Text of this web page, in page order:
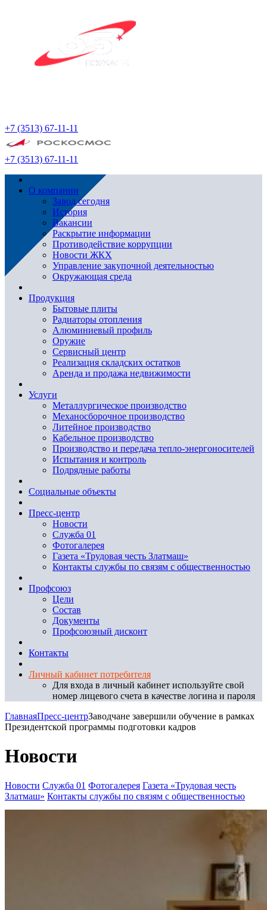
+7 (3513) 67-11-11
+7 (3513) 67-11-11
О компании
Завод сегодня
История
Вакансии
Раскрытие информации
Противодействие коррупции
Новости ЖКХ
Управление закупочной деятельностью
Окружающая среда
Продукция
Бытовые плиты
Радиаторы отопления
Алюминиевый профиль
Оружие
Сервисный центр
Реализация складских остатков
Аренда и продажа недвижимости
Услуги
Металлургическое производство
Механосборочное производство
Литейное производство
Кабельное производство
Производство и передача тепло-энергоносителей
Испытания и контроль
Подрядные работы
Социальные объекты
Пресс-центр
Новости
Служба 01
Фотогалерея
Газета «Трудовая честь Златмаш»
Контакты службы по связям с общественностью
Профсоюз
Цели
Состав
Документы
Профсоюзный дисконт
Контакты
Личный кабинет потребителя
Для входа в личный кабинет используйте свой
номер лицевого счета в качестве логина и пароля
ГлавнаяПресс-центрЗаводчане завершили обучение в рамках
Президентской программы подготовки кадров
Новости
Новости Служба 01 Фотогалерея Газета «Трудовая честь
Златмаш» Контакты службы по связям с общественностью